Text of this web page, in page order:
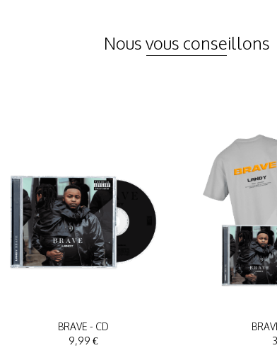
Nous vous conseillons
BRAVE - CD
9,99 €